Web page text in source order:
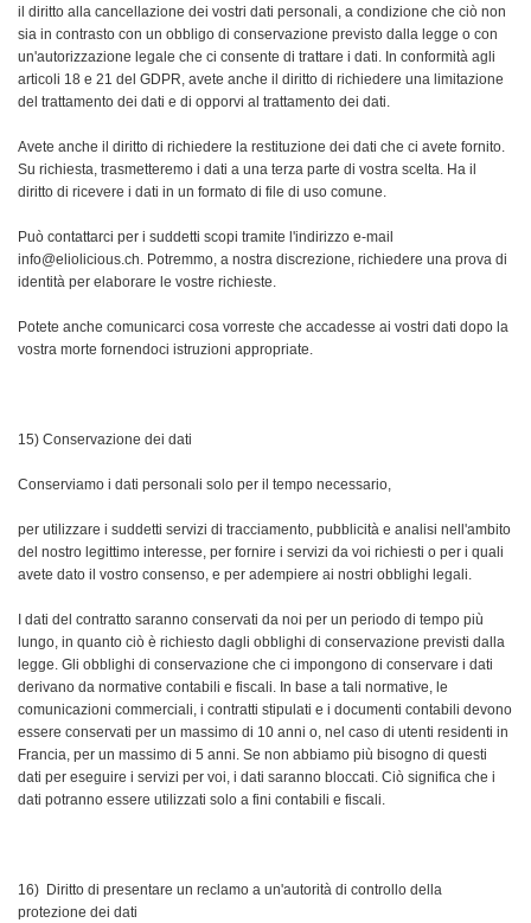
il diritto alla cancellazione dei vostri dati personali, a condizione che ciò non
sia in contrasto con un obbligo di conservazione previsto dalla legge o con
un'autorizzazione legale che ci consente di trattare i dati. In conformità agli
articoli 18 e 21 del GDPR, avete anche il diritto di richiedere una limitazione
del trattamento dei dati e di opporvi al trattamento dei dati.
Avete anche il diritto di richiedere la restituzione dei dati che ci avete fornito.
Su richiesta, trasmetteremo i dati a una terza parte di vostra scelta. Ha il
diritto di ricevere i dati in un formato di file di uso comune.
Può contattarci per i suddetti scopi tramite l'indirizzo e-mail
info@eliolicious.ch. Potremmo, a nostra discrezione, richiedere una prova di
identità per elaborare le vostre richieste.
Potete anche comunicarci cosa vorreste che accadesse ai vostri dati dopo la
vostra morte fornendoci istruzioni appropriate.
15) Conservazione dei dati
Conserviamo i dati personali solo per il tempo necessario,
per utilizzare i suddetti servizi di tracciamento, pubblicità e analisi nell'ambito
del nostro legittimo interesse, per fornire i servizi da voi richiesti o per i quali
avete dato il vostro consenso, e per adempiere ai nostri obblighi legali.
I dati del contratto saranno conservati da noi per un periodo di tempo più
lungo, in quanto ciò è richiesto dagli obblighi di conservazione previsti dalla
legge. Gli obblighi di conservazione che ci impongono di conservare i dati
derivano da normative contabili e fiscali. In base a tali normative, le
comunicazioni commerciali, i contratti stipulati e i documenti contabili devono
essere conservati per un massimo di 10 anni o, nel caso di utenti residenti in
Francia, per un massimo di 5 anni. Se non abbiamo più bisogno di questi
dati per eseguire i servizi per voi, i dati saranno bloccati. Ciò significa che i
dati potranno essere utilizzati solo a fini contabili e fiscali.
16) Diritto di presentare un reclamo a un'autorità di controllo della
protezione dei dati